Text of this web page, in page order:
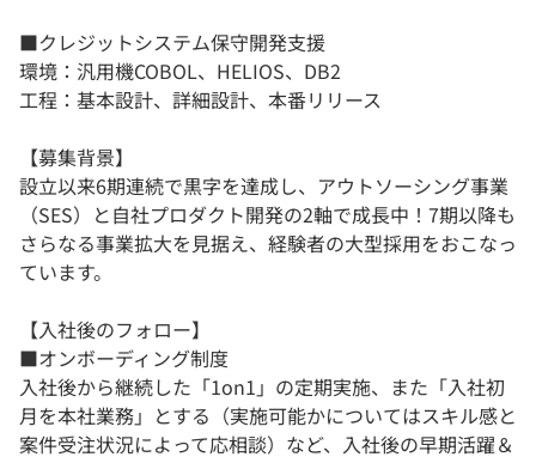
■クレジットシステム保守開発支援
環境：汎用機COBOL、HELIOS、DB2
工程：基本設計、詳細設計、本番リリース
【募集背景】
設立以来6期連続で黒字を達成し、アウトソーシング事業
（SES）と自社プロダクト開発の2軸で成長中！7期以降も
さらなる事業拡大を見据え、経験者の大型採用をおこなっ
ています。
【入社後のフォロー】
■オンボーディング制度
入社後から継続した「1on1」の定期実施、また「入社初
月を本社業務」とする（実施可能かについてはスキル感と
案件受注状況によって応相談）など、入社後の早期活躍＆